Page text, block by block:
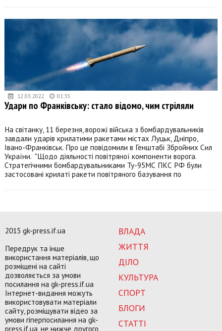
12.03.2022 01:35
Удари по Франківську: стало відомо, чим стріляли
На світанку, 11 березня, ворожі війська з бомбардувальників
завдали ударів крилатими ракетами містах Луцьк, Дніпро,
Івано-Франківськ. Про це повідомили в Генштабі Збройних Сил
України. "Щодо діяльності повітряної компоненти ворога.
Стратегічними бомбардувальниками Ту-95МС ПКС РФ були
застосовані крилаті ракети повітряного базування по
ВЛАДА
ЖИТТЯ
ДІЛО
КУЛЬТУРА
СПОРТ
БЛОГИ
СТАТТІ
2015 gk-press.if.ua
Передрук та інше
використання матеріалів, що
розміщені на сайті
дозволяється за умови
посилання на gk-press.if.ua
Інтернет-видання можуть
використовувати матеріали
сайту, розміщувати відео за
умови гіперпосилання на gk-
press.if.ua, не нижче другого